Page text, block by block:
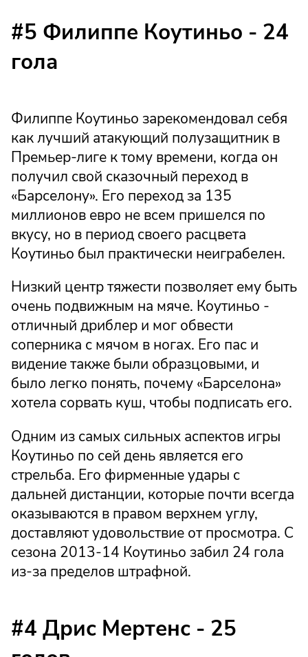
#5 Филиппе Коутиньо - 24
гола
Филиппе Коутиньо зарекомендовал себя
как лучший атакующий полузащитник в
Премьер-лиге к тому времени, когда он
получил свой сказочный переход в
«Барселону». Его переход за 135
миллионов евро не всем пришелся по
вкусу, но в период своего расцвета
Коутиньо был практически неиграбелен.
Низкий центр тяжести позволяет ему быть
очень подвижным на мяче. Коутиньо -
отличный дриблер и мог обвести
соперника с мячом в ногах. Его пас и
видение также были образцовыми, и
было легко понять, почему «Барселона»
хотела сорвать куш, чтобы подписать его.
Одним из самых сильных аспектов игры
Коутиньо по сей день является его
стрельба. Его фирменные удары с
дальней дистанции, которые почти всегда
оказываются в правом верхнем углу,
доставляют удовольствие от просмотра. С
сезона 2013-14 Коутиньо забил 24 гола
из-за пределов штрафной.
#4 Дрис Мертенс - 25